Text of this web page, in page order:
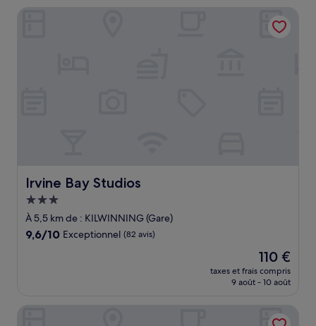
de
92 €
Irvine Bay Studios
Irvine Bay Studios
Hébergement
3.0 étoiles
À 5,5 km de : KILWINNING (Gare)
9.6
9,6/10 Exceptionnel (82 avis)
Le
nouveau
prix
de
110 €
110 €
taxes et frais compris
9 août - 10 août